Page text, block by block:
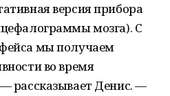
версия прибора
мозга). С
мы получаем
во время
рассказывает Денис. —